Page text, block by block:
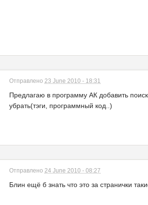
Отправлено 23 June 2010 - 18:31
Предлагаю в программу АК добавить
убрать(тэги, программный код..)
Отправлено 24 June 2010 - 08:27
Блин ещё б знать что это за странички